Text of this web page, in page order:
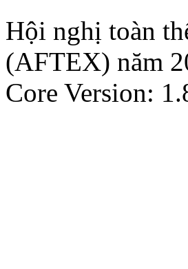
Hội nghị toàn
(AFTEX) năm
Core Version: